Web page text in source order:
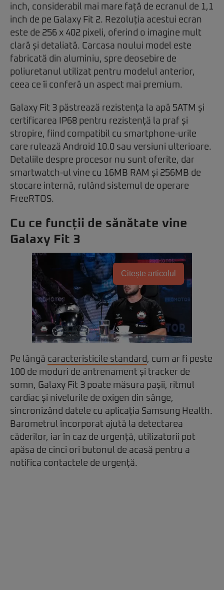
inch, considerabil mai mare față de ecranul de 1,1
inch de pe Galaxy Fit 2. Rezoluția acestui ecran
este de 256 x 402 pixeli, oferind o imagine mult
clară și detaliată. Carcasa noului model este
fabricată din aluminiu, spre deosebire de
poliuretanul utilizat pentru modelul anterior,
ceea ce îi conferă un aspect mai premium.
Galaxy Fit 3 păstrează rezistența la apă 5ATM și
certificarea IP68 pentru rezistență la praf și
stropire, fiind compatibil cu smartphone-urile
care rulează Android 10.0 sau versiuni ulterioare.
Detaliile despre procesor nu sunt oferite, dar
smartwatch-ul vine cu 16MB RAM și 256MB de
stocare internă, rulând sistemul de operare
FreeRTOS.
Cu ce funcții de sănătate vine
Galaxy Fit 3
Citește articolul
Pe lângă caracteristicile standard, cum ar fi peste
100 de moduri de antrenament și tracker de
somn, Galaxy Fit 3 poate măsura pașii, ritmul
cardiac și nivelurile de oxigen din sânge,
sincronizând datele cu aplicația Samsung Health.
Barometrul încorporat ajută la detectarea
căderilor, iar în caz de urgență, utilizatorii pot
apăsa de cinci ori butonul de acasă pentru a
notifica contactele de urgență.